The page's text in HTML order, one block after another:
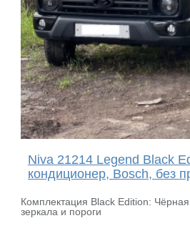
Niva 21214 Legend Black
кондиционер, Bosch, без
Комплектация Black Edition: Чёрная
зеркала и пороги